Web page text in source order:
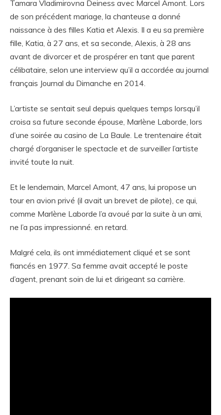
Tamara Vladimirovna Deiness avec Marcel Amont. Lors
de son précédent mariage, la chanteuse a donné
naissance à des filles Katia et Alexis. Il a eu sa première
fille, Katia, à 27 ans, et sa seconde, Alexis, à 28 ans
avant de divorcer et de prospérer en tant que parent
célibataire, selon une interview qu’il a accordée au journal
français Journal du Dimanche en 2014.
L’artiste se sentait seul depuis quelques temps lorsqu’il
croisa sa future seconde épouse, Marlène Laborde, lors
d’une soirée au casino de La Baule. Le trentenaire était
chargé d’organiser le spectacle et de surveiller l’artiste
invité toute la nuit.
Et le lendemain, Marcel Amont, 47 ans, lui propose un
tour en avion privé (il avait un brevet de pilote), ce qui,
comme Marlène Laborde l’a avoué par la suite à un ami,
ne l’a pas impressionné. en retard.
Malgré cela, ils ont immédiatement cliqué et se sont
fiancés en 1977. Sa femme avait accepté le poste
d’agent, prenant soin de lui et dirigeant sa carrière.